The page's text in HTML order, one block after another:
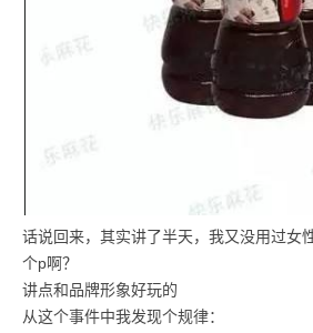
话说回来，其实讲了半天，我又没用过女
个p啊？
讲点和品牌形象好玩的
从这个事件中我发现个规律：